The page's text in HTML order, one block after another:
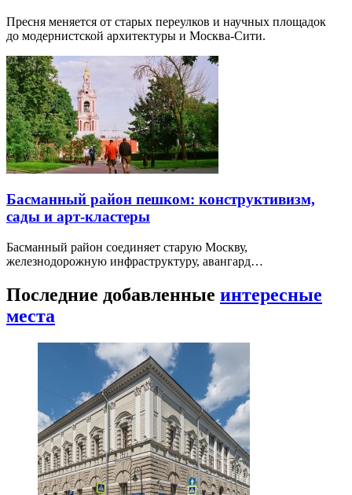
Пресня меняется от старых переулков и научных площадок
до модернистской архитектуры и Москва-Сити.
Басманный район пешком: конструктивизм,
сады и арт-кластеры
Басманный район соединяет старую Москву,
железнодорожную инфраструктуру, авангард…
Последние добавленные интересные
места